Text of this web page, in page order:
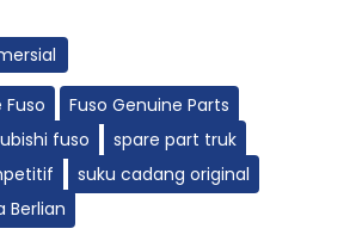
Fuso Genuine Parts
fuso
spare part truk
suku cadang original
Berlian